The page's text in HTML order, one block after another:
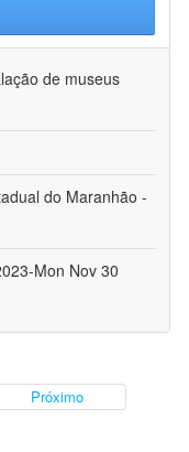
de museus
do Maranhão -
Mon Nov 30
Próximo